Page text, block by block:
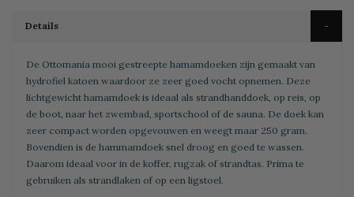
Details
De Ottomania mooi gestreepte hamamdoeken zijn gemaakt van
hydrofiel katoen waardoor ze zeer goed vocht opnemen. Deze
lichtgewicht hamamdoek is ideaal als strandhanddoek, op reis, op
de boot, naar het zwembad, sportschool of de sauna. De doek kan
zeer compact worden opgevouwen en weegt maar 250 gram.
Bovendien is de hammamdoek snel droog en goed te wassen.
Daarom ideaal voor in de koffer, rugzak of strandtas. Prima te
gebruiken als strandlaken of op een ligstoel.